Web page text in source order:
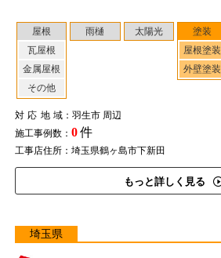
屋根
瓦屋根
金属屋根
その他
雨樋 太陽光
塗装
屋根塗装
外壁塗装
対応地域：羽生市 周辺
施工事例数： 0件
工事店住所：埼玉県鶴ヶ島市下新田
もっと詳しく見る
埼玉県